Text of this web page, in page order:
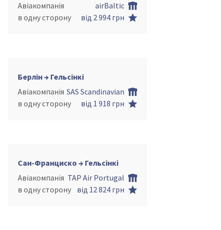
Авіакомпанія
airBaltic
в одну сторону
від 2 994 грн
Берлін → Гельсінкі
Авіакомпанія SAS Scandinavian
в одну сторону
від 1 918 грн
Сан-Франциско → Гельсінкі
Авіакомпанія TAP Air Portugal
в одну сторону
від 12 824 грн